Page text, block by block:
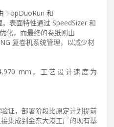
TopDuoRun 和
表面特性通过 SpeedSizer 和
化，而最终的卷纸则由
复卷机系统管理，以减少材
mm，工艺设计速度为
证，部署阶段比原定计划提前
集成到金东大港工厂的现有基